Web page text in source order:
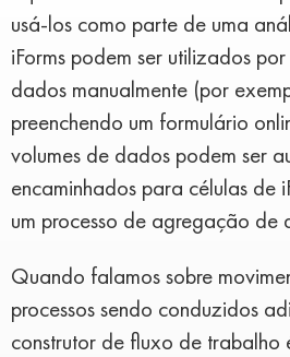
usá-los como parte de uma
iForms podem ser utilizados
dados manualmente (por
preenchendo um formulário
volumes de dados podem ser
encaminhados para células de
um processo de agregação de
Quando falamos sobre
processos sendo conduzidos
construtor de fluxo de